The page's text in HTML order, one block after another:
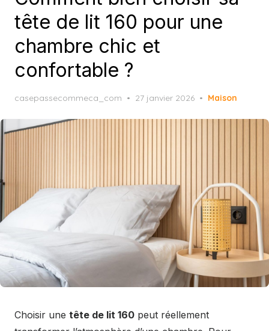
tête de lit 160 pour une
chambre chic et
confortable ?
casepassecommeca_com
Posted
27 janvier 2026 Maison
Choisir une tête de lit 160 peut réellement